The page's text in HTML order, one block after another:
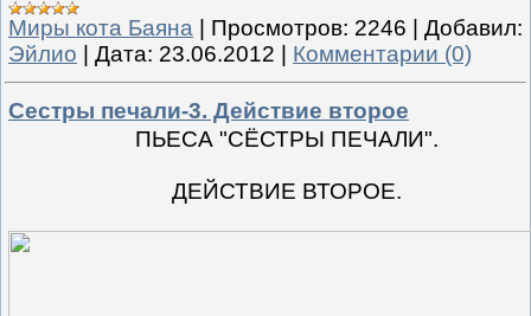
Миры кота Баяна | Просмотров: 2246 | Добавил:
Эйлио | Дата: 23.06.2012 | Комментарии (0)
Сестры печали-3. Действие второе
ПЬЕСА "СЁСТРЫ ПЕЧАЛИ".
ДЕЙСТВИЕ ВТОРОЕ.